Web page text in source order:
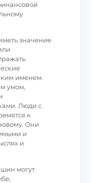
значение
именем.
умом,
Люди с
к
Они
и
и
могут